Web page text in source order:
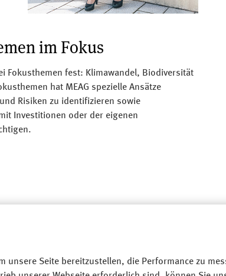
im Fokus
Fokusthemen fest: Klimawandel, Biodiversität
hat MEAG spezielle Ansätze
Risiken zu identifizieren sowie
Investitionen oder der eigenen
Seite bereitzustellen, die Performance zu